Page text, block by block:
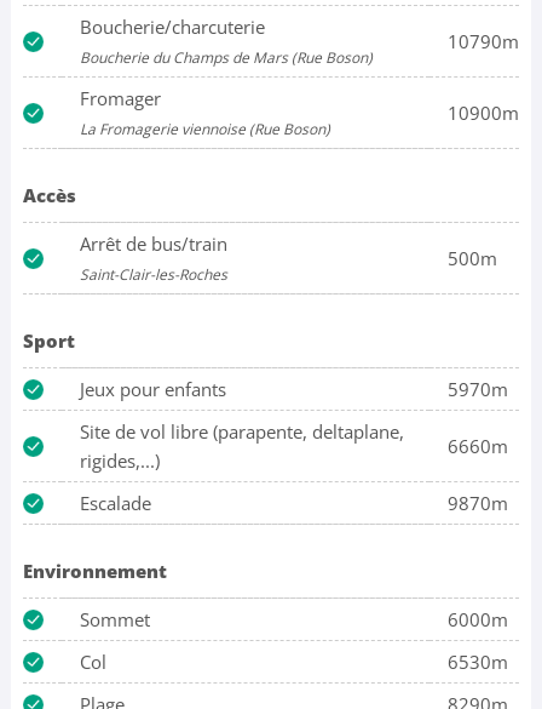
Boucherie/charcuterie
Boucherie du Champs de Mars (Rue Boson)
10790m
Fromager
La Fromagerie viennoise (Rue Boson)
10900m
Accès
Arrêt de bus/train
Saint-Clair-les-Roches
500m
Sport
Jeux pour enfants
5970m
Site de vol libre (parapente, deltaplane,
rigides,...)
6660m
Escalade 9870m
Environnement
Sommet
6000m
Col
6530m